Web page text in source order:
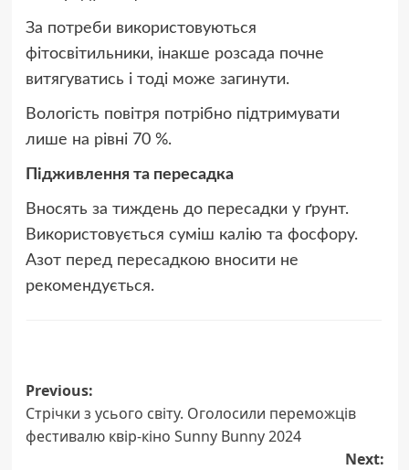
За потреби використовуються
фітосвітильники, інакше розсада почне
витягуватись і тоді може загинути.
Вологість повітря потрібно підтримувати
лише на рівні 70 %.
Підживлення та пересадка
Вносять за тиждень до пересадки у ґрунт.
Використовується суміш калію та фосфору.
Азот перед пересадкою вносити не
рекомендується.
Post
navigation
Previous:
Стрічки з усього світу. Оголосили переможців
фестивалю квір-кіно Sunny Bunny 2024
Next: